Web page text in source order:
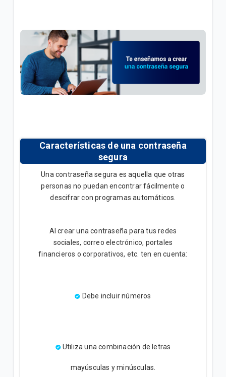
General
Conoce tu factura Tigo | General
Soporte técnico para tus servicios Tigo | General
Características de una contraseña
segura
Una contraseña segura es aquella que otras
personas no puedan encontrar fácilmente o
descifrar con programas automáticos.
Al crear una contraseña para tus redes
sociales, correo electrónico, portales
financieros o corporativos, etc. ten en cuenta:
Debe incluir números
Utiliza una combinación de letras
mayúsculas y minúsculas.